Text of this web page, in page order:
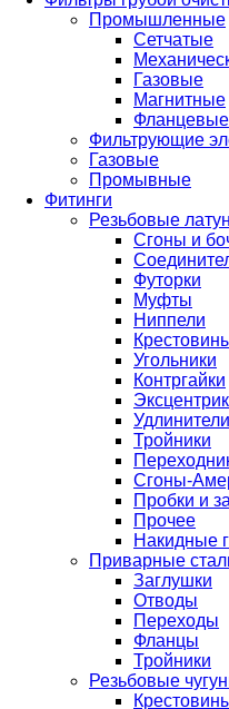
Промышленные
Сетчатые
Газовые
Магнитные
Фланцевые
Фильтрующие
Газовые
Промывные
Фитинги
Резьбовые
Сгоны и
Футорки
Муфты
Ниппели
Угольники
Контргайки
Удлинители
Тройники
Сгоны-
Пробки и
Прочее
Накидные
Приварные
Заглушки
Отводы
Переходы
Фланцы
Тройники
Резьбовые